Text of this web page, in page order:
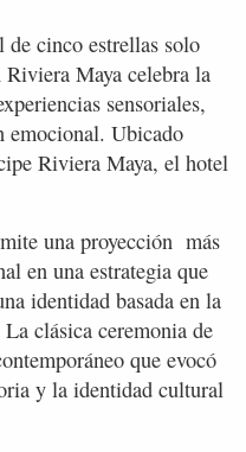
cinco estrellas solo
Maya celebra la
sensoriales,
emocional. Ubicado
Riviera Maya, el hotel
una proyección más
en una estrategia que
identidad basada en la
clásica ceremonia de
que evocó
y la identidad cultural